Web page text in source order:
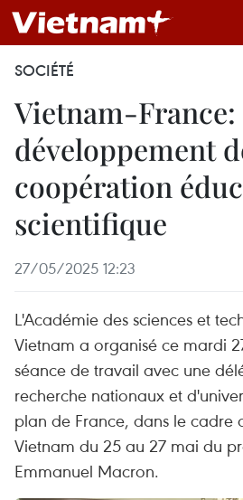
SOCIÉTÉ
Vietnam-France:
développement
coopération
scientifique
27/05/2025 12:23
L'Académie des sciences et
Vietnam a organisé ce mardi
séance de travail avec une
recherche nationaux et
plan de France, dans le cadre
Vietnam du 25 au 27 mai du
Emmanuel Macron.